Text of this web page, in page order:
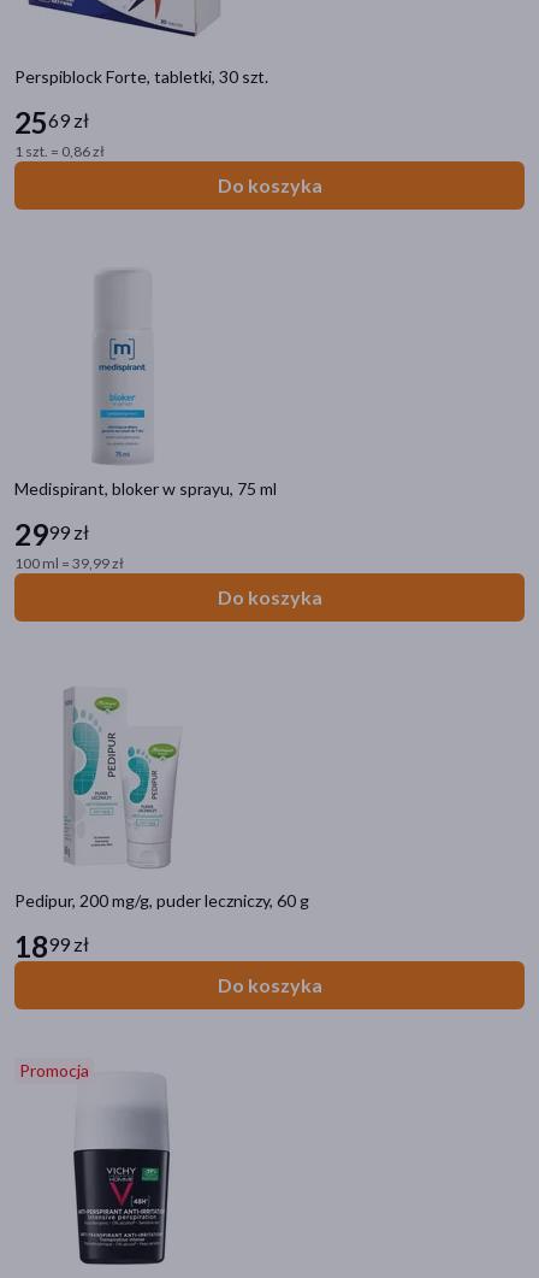
Perspiblock Forte, tabletki, 30 szt.
2569 zł
1 szt. = 0,86 zł
Do koszyka
Medispirant, bloker w sprayu, 75 ml
2999 zł
100 ml = 39,99 zł
Do koszyka
Pedipur, 200 mg/g, puder leczniczy, 60 g
1899 zł
Do koszyka
Promocja
Ziaja Yego(4)